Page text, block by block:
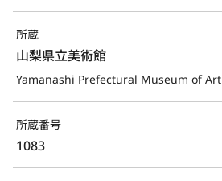
所蔵
山梨県立美術館
Yamanashi Prefectural Museum of Art
所蔵番号
1083